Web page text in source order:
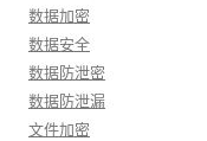
数据加密
数据安全
数据防泄密
数据防泄漏
文件加密